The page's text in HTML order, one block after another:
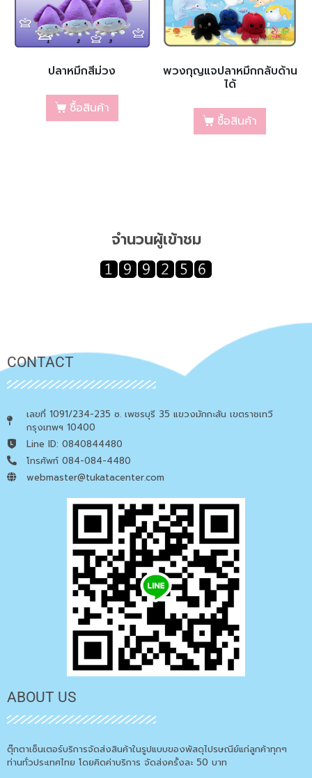
ปลาหมึกสีม่วง
ซื้อสินค้า
พวงกุญแจปลาหมึกกลับด้าน
ได้
ซื้อสินค้า
จำนวนผู้เข้าชม
CONTACT
เลขที่ 1091/234-235 ซ. เพชรบุรี 35 แขวงมักกะสัน เขตราชเทวี
กรุงเทพฯ 10400
Line ID: 0840844480
โทรศัพท์ 084-084-4480
webmaster@tukatacenter.com
ABOUT US
ตุ๊กตาเซ็นเตอร์บริการจัดส่งสินค้าในรูปแบบของพัสดุไปรษณีย์แก่ลูกค้าทุกๆ
ท่านทั่วประเทศไทย โดยคิดค่าบริการ จัดส่งครั้งละ 50 บาท